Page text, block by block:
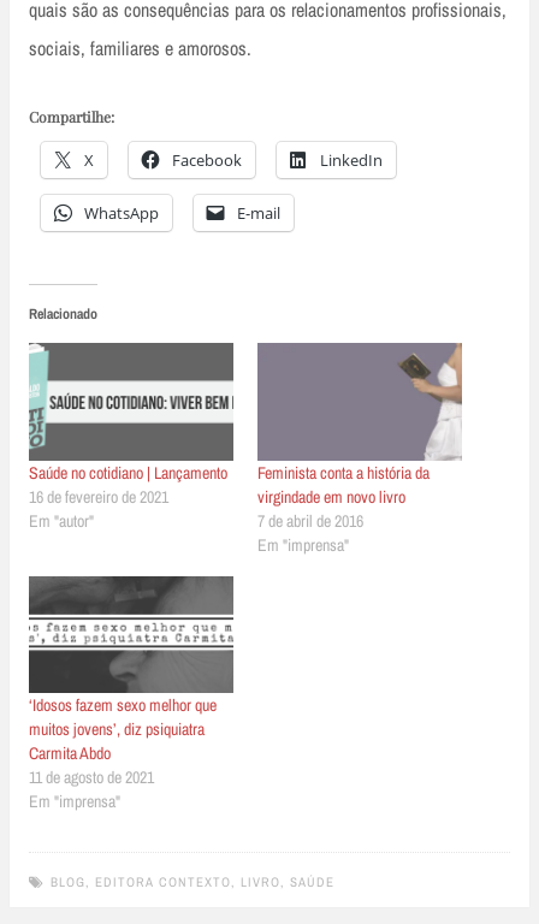
quais são as consequências para os relacionamentos profissionais,
sociais, familiares e amorosos.
Compartilhe:
X Facebook LinkedIn
WhatsApp E-mail
Relacionado
Saúde no cotidiano | Lançamento
16 de fevereiro de 2021
Em "autor"
Feminista conta a história da
virgindade em novo livro
7 de abril de 2016
Em "imprensa"
‘Idosos fazem sexo melhor que
muitos jovens’, diz psiquiatra
Carmita Abdo
11 de agosto de 2021
Em "imprensa"
BLOG , EDITORA CONTEXTO, LIVRO, SAÚDE